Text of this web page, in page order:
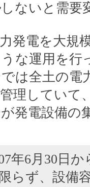
しないと需要
発電を大規
な運用を行
は全土の電
理していて
発電設備の
年6月30日
らず、設備